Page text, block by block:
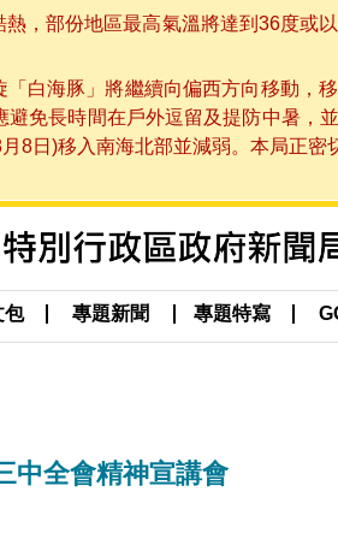
，部份地區最高氣溫將達到36度或
白海豚」將繼續向偏西方向移動，
免長時間在戶外逗留及提防中暑，
8日)移入南海北部並減弱。本局正
包 專題新聞 專題特寫
中全會精神宣講會